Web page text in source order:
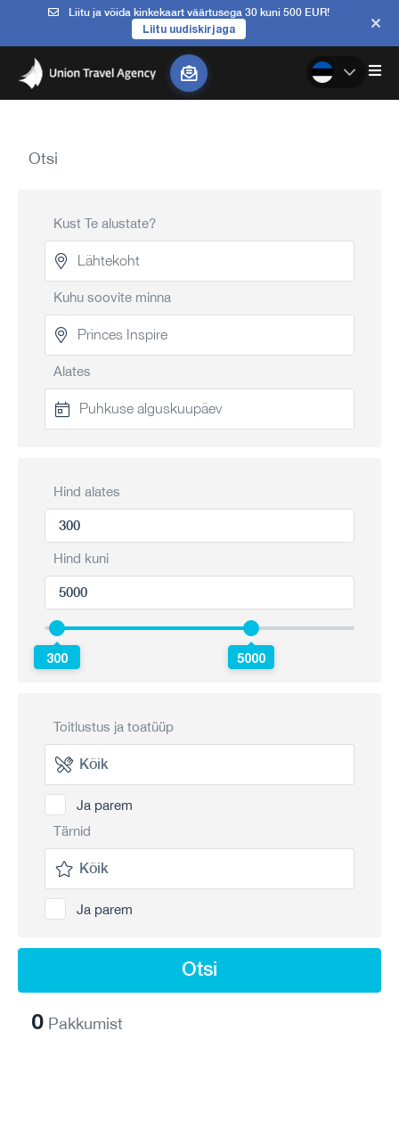
Liitu ja võida kinkekaart väärtusega 30 kuni 500 EUR!
Liitu uudiskirjaga
Otsi
Kust Te alustate?
Kuhu soovite minna
Alates
Hind alates
Hind kuni
300 5000
Toitlustus ja toatüüp
Ja parem
Tärnid
Ja parem
Otsi
0 Pakkumist